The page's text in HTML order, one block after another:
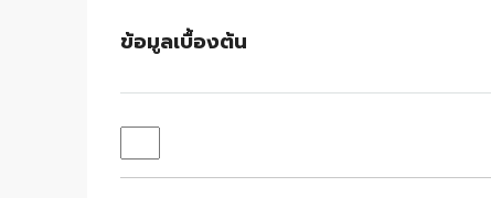
ข้อมูลเบื้องต้น